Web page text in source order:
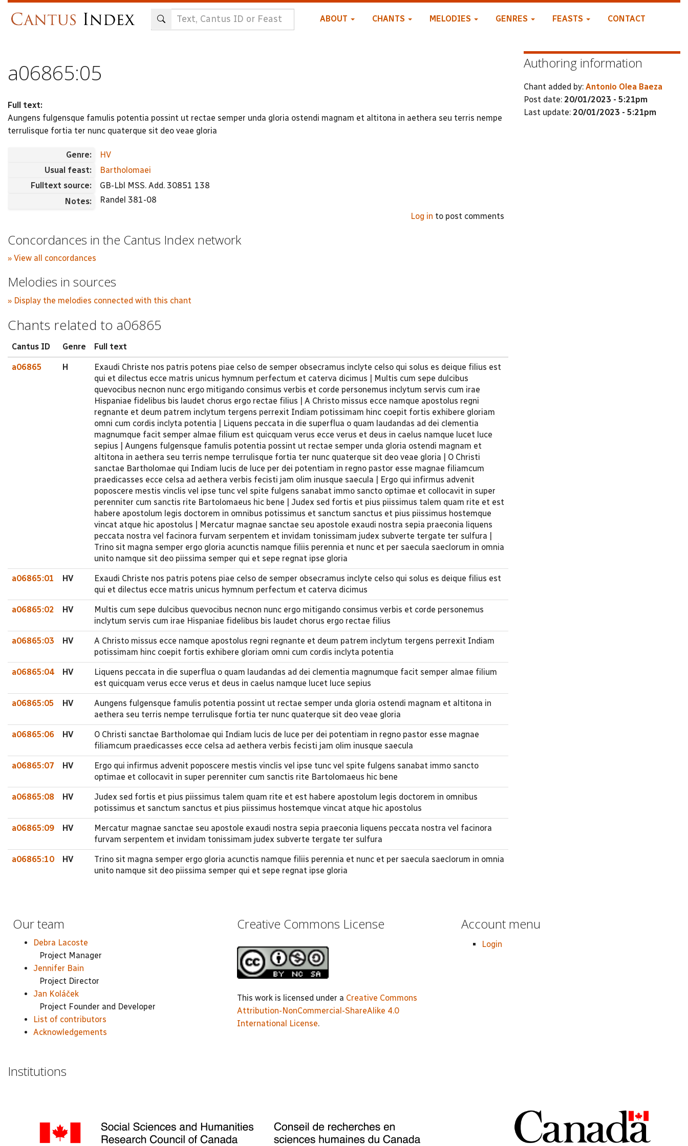
ABOUT CHANTS MELODIES GENRES FEASTS CONTACT
a06865:05
Full text:
Aungens fulgensque famulis potentia possint ut rectae semper unda gloria ostendi magnam et altitona in aethera seu terris nempe
terrulisque fortia ter nunc quaterque sit deo veae gloria
Genre:
HV
Usual feast:
Bartholomaei
Fulltext source:
GB-Lbl MSS. Add. 30851 138
Notes:
Randel 381-08
Log in to post comments
Concordances in the Cantus Index network
» View all concordances
Melodies in sources
» Display the melodies connected with this chant
Chants related to a06865
Cantus ID Genre Full text
a06865 H
Exaudi Christe nos patris potens piae celso de semper obsecramus inclyte celso qui solus es deique filius est
qui et dilectus ecce matris unicus hymnum perfectum et caterva dicimus | Multis cum sepe dulcibus
quevocibus necnon nunc ergo mitigando consimus verbis et corde personemus inclytum servis cum irae
Hispaniae fidelibus bis laudet chorus ergo rectae filius | A Christo missus ecce namque apostolus regni
regnante et deum patrem inclytum tergens perrexit Indiam potissimam hinc coepit fortis exhibere gloriam
omni cum cordis inclyta potentia | Liquens peccata in die superflua o quam laudandas ad dei clementia
magnumque facit semper almae filium est quicquam verus ecce verus et deus in caelus namque lucet luce
sepius | Aungens fulgensque famulis potentia possint ut rectae semper unda gloria ostendi magnam et
altitona in aethera seu terris nempe terrulisque fortia ter nunc quaterque sit deo veae gloria | O Christi
sanctae Bartholomae qui Indiam lucis de luce per dei potentiam in regno pastor esse magnae filiamcum
praedicasses ecce celsa ad aethera verbis fecisti jam olim inusque saecula | Ergo qui infirmus advenit
poposcere mestis vinclis vel ipse tunc vel spite fulgens sanabat immo sancto optimae et collocavit in super
perenniter cum sanctis rite Bartolomaeus hic bene | Judex sed fortis et pius piissimus talem quam rite et est
habere apostolum legis doctorem in omnibus potissimus et sanctum sanctus et pius piissimus hostemque
vincat atque hic apostolus | Mercatur magnae sanctae seu apostole exaudi nostra sepia praeconia liquens
peccata nostra vel facinora furvam serpentem et invidam tonissimam judex subverte tergate ter sulfura |
Trino sit magna semper ergo gloria acunctis namque filiis perennia et nunc et per saecula saeclorum in omnia
unito namque sit deo piissima semper qui et sepe regnat ipse gloria
a06865:01 HV
Exaudi Christe nos patris potens piae celso de semper obsecramus inclyte celso qui solus es deique filius est
qui et dilectus ecce matris unicus hymnum perfectum et caterva dicimus
a06865:02 HV
Multis cum sepe dulcibus quevocibus necnon nunc ergo mitigando consimus verbis et corde personemus
inclytum servis cum irae Hispaniae fidelibus bis laudet chorus ergo rectae filius
a06865:03 HV
A Christo missus ecce namque apostolus regni regnante et deum patrem inclytum tergens perrexit Indiam
potissimam hinc coepit fortis exhibere gloriam omni cum cordis inclyta potentia
a06865:04 HV
Liquens peccata in die superflua o quam laudandas ad dei clementia magnumque facit semper almae filium
est quicquam verus ecce verus et deus in caelus namque lucet luce sepius
a06865:05 HV
Aungens fulgensque famulis potentia possint ut rectae semper unda gloria ostendi magnam et altitona in
aethera seu terris nempe terrulisque fortia ter nunc quaterque sit deo veae gloria
a06865:06 HV
O Christi sanctae Bartholomae qui Indiam lucis de luce per dei potentiam in regno pastor esse magnae
filiamcum praedicasses ecce celsa ad aethera verbis fecisti jam olim inusque saecula
a06865:07 HV
Ergo qui infirmus advenit poposcere mestis vinclis vel ipse tunc vel spite fulgens sanabat immo sancto
optimae et collocavit in super perenniter cum sanctis rite Bartolomaeus hic bene
a06865:08 HV
Judex sed fortis et pius piissimus talem quam rite et est habere apostolum legis doctorem in omnibus
potissimus et sanctum sanctus et pius piissimus hostemque vincat atque hic apostolus
a06865:09 HV
Mercatur magnae sanctae seu apostole exaudi nostra sepia praeconia liquens peccata nostra vel facinora
furvam serpentem et invidam tonissimam judex subverte tergate ter sulfura
a06865:10 HV
Trino sit magna semper ergo gloria acunctis namque filiis perennia et nunc et per saecula saeclorum in omnia
unito namque sit deo piissima semper qui et sepe regnat ipse gloria
Authoring information
Chant added by: Antonio Olea Baeza
Post date: 20/01/2023 - 5:21pm
Last update: 20/01/2023 - 5:21pm
Our team
Debra Lacoste
Project Manager
Jennifer Bain
Project Director
Jan Koláček
Project Founder and Developer
List of contributors
Acknowledgements
Creative Commons License
This work is licensed under a Creative Commons
Attribution-NonCommercial-ShareAlike 4.0
International License.
Account menu
Login
Institutions